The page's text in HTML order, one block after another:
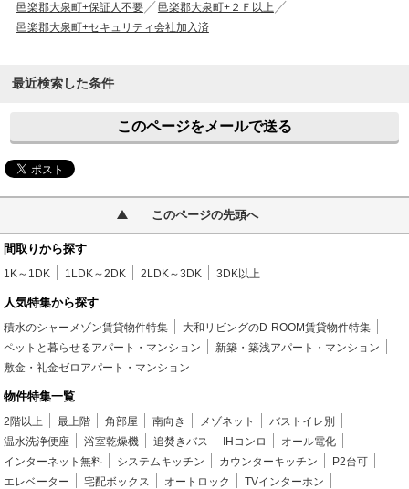
邑楽郡大泉町+保証人不要
邑楽郡大泉町+２Ｆ以上
邑楽郡大泉町+セキュリティ会社加入済
最近検索した条件
このページをメールで送る
このページの先頭へ
間取りから探す
1K～1DK 1LDK～2DK 2LDK～3DK 3DK以上
人気特集から探す
積水のシャーメゾン賃貸物件特集
大和リビングのD-ROOM賃貸物件特集
ペットと暮らせるアパート・マンション
新築・築浅アパート・マンション
敷金・礼金ゼロアパート・マンション
物件特集一覧
2階以上 最上階 角部屋 南向き メゾネット
バストイレ別
温水洗浄便座
浴室乾燥機 追焚きバス IHコンロ
オール電化
インターネット無料
システムキッチン カウンターキッチン
P2台可
エレベーター
宅配ボックス オートロック
TVインターホン